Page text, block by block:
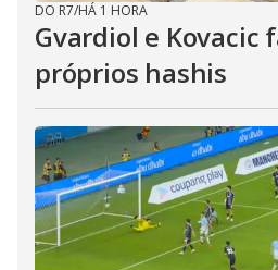
DO R7/HÁ 1 HORA
Gvardiol e Kovacic
próprios hashis